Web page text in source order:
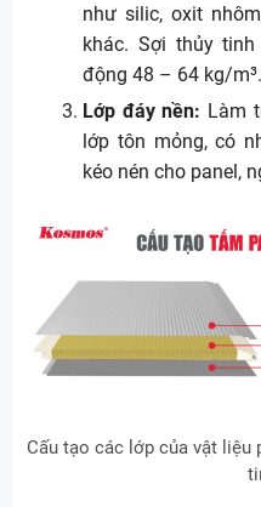
như silic, oxit
khác. Sợi thủy
động 48 – 64 kg/m³.
Lớp đáy nền: Làm
lớp tôn mỏng, có
kéo nén cho panel,
Cấu tạo các lớp của vật liệu